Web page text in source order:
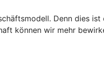
Denn dies
können wir mehr